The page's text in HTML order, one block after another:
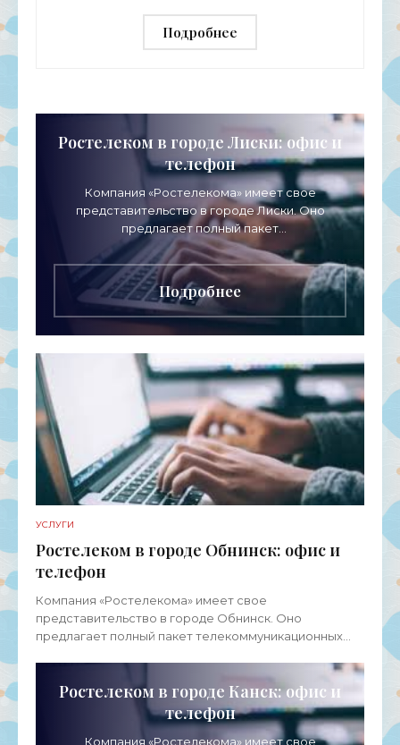
Подробнее
Ростелеком в городе Лиски: офис и
телефон
Компания «Ростелекома» имеет свое
представительство в городе Лиски. Оно
предлагает полный пакет
телекоммуникационных услуг для физических
лиц, представителей среднего и малого
бизнеса, а
Подробнее
УСЛУГИ
Ростелеком в городе Обнинск: офис и
телефон
Компания «Ростелекома» имеет свое
представительство в городе Обнинск. Оно
предлагает полный пакет телекоммуникационных
Ростелеком в городе Канск: офис и
телефон
Компания «Ростелекома» имеет свое